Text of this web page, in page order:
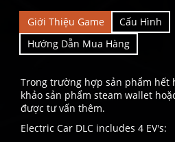
Giới Thiệu Game
Cấu Hình
Hướng Dẫn Mua Hàng
Trong trường hợp sản phẩm hết
khảo sản phẩm steam wallet
được tư vấn thêm.
Electric Car DLC includes 4 EV's: